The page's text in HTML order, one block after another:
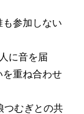
参加しない
に音を届
を重ね合わせ
つむぎとの共